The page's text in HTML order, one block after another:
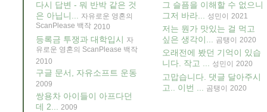
다시 답변 - 뭐 반박 같은 것
은 아닙니...
자유로운 영혼의
ScanPlease 백작 2010
등록금 투쟁과 대학입시 자
유로운 영혼의 ScanPlease 백작
2010
구글 문서, 자유소프트 운동
2009
쌍용차 아이들이 아프다던
데 2...
2009
그 슬픔을 이해할 수 없으니
그저 바라...
성민이 2021
저는 뭔가 맛있는 걸 먹고
싶은 생각이...
곰탱이 2020
오래전에 봤던 기억이 있습
니다. 작고 ... 성민이 2020
고맙습니다. 댓글 달아주시
고.. 이번 ...
곰탱이 2020